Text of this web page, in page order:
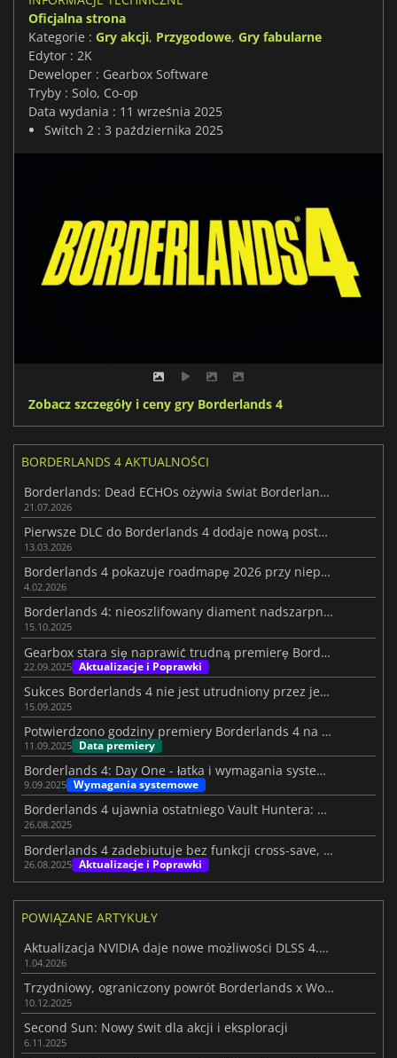
Oficjalna strona
Kategorie : Gry akcji, Przygodowe, Gry fabularne
Edytor : 2K
Deweloper : Gearbox Software
Tryby : Solo, Co-op
Data wydania : 11 września 2025
Switch 2 : 3 października 2025
Zobacz szczegóły i ceny gry Borderlands 4
BORDERLANDS 4 AKTUALNOŚCI
Borderlands: Dead ECHOs ożywia świat Borderlands 4
21.07.2026
Pierwsze DLC do Borderlands 4 dodaje nową postać i nie tylko
13.03.2026
Borderlands 4 pokazuje roadmapę 2026 przy niepewności portu Switch 2
4.02.2026
Borderlands 4: nieoszlifowany diament nadszarpnięty problemami technicznymi
15.10.2025
Gearbox stara się naprawić trudną premierę Borderlands 4 na PC
22.09.2025 Aktualizacje i Poprawki
Sukces Borderlands 4 nie jest utrudniony przez jego wydajność na PC
15.09.2025
Potwierdzono godziny premiery Borderlands 4 na całym świecie
11.09.2025 Data premiery
Borderlands 4: Day One - łatka i wymagania systemowe
9.09.2025 Wymagania systemowe
Borderlands 4 ujawnia ostatniego Vault Huntera: Harlowe the Gravitar
26.08.2025
Borderlands 4 zadebiutuje bez funkcji cross-save, która pojawi się później
26.08.2025 Aktualizacje i Poprawki
POWIĄZANE ARTYKUŁY
Aktualizacja NVIDIA daje nowe możliwości DLSS 4.5 i więcej funkcji
1.04.2026
Trzydniowy, ograniczony powrót Borderlands x Wonderlands Bundle w Humble
10.12.2025
Second Sun: Nowy świt dla akcji i eksploracji
6.11.2025